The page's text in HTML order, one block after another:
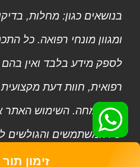
בנושאים כגון: מחלות,
ומגוון מונחי רפואה. כל
לספק מידע בלבד ואין
רפואית, חוות דעת
עם מומחה. השימוש האתר
של המשתמשים והגולשים
זימון תור